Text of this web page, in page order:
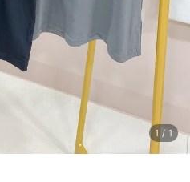
1 / 1